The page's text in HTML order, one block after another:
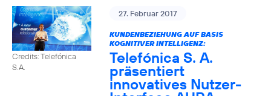
Credits: Telefónica
S.A.
27. Februar 2017
KUNDENBEZIEHUNG AUF BASIS
KOGNITIVER INTELLIGENZ:
Telefónica S. A.
präsentiert
innovatives Nutzer-